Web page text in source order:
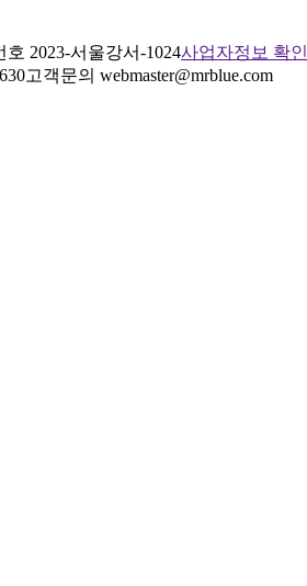
2023-서울강서-1024사업자정보 확인
고객문의 webmaster@mrblue.com